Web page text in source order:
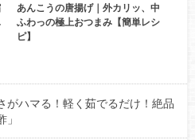
あんこうの唐揚げ｜外カリッ、中
ふわっの極上おつまみ【簡単レシ
ピ】
がハマる！軽く茹でるだけ！絶品